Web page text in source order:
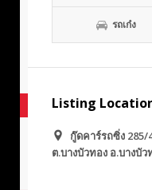
รถเก๋ง
Listing
กู๊ดคาร์รถซิ่ง
ต.บางบัวทอง อ.บางบั